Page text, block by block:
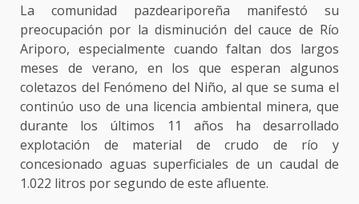
La comunidad pazdeariporeña manifestó su
preocupación por la disminución del cauce de Río
Ariporo, especialmente cuando faltan dos largos
meses de verano, en los que esperan algunos
coletazos del Fenómeno del Niño, al que se suma el
continúo uso de una licencia ambiental minera, que
durante los últimos 11 años ha desarrollado
explotación de material de crudo de río y
concesionado aguas superficiales de un caudal de
1.022 litros por segundo de este afluente.